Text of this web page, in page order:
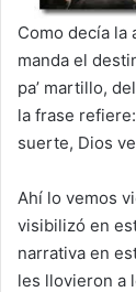
Como decía la
manda el
pa’ martillo,
la frase
suerte, Dios
Ahí lo vemos
visibilizó en
narrativa en
les llovieron a